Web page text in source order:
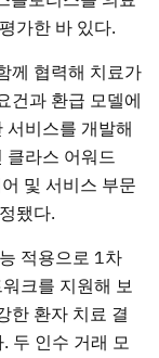
가한 바 있다.
께 협력해 치료가
건과 환급 모델에
서비스를 개발해
클라스 어워드
및 서비스 부문
됐다.
적용으로 1차
크를 지원해 보
한 환자 치료 결
두 인수 거래 모